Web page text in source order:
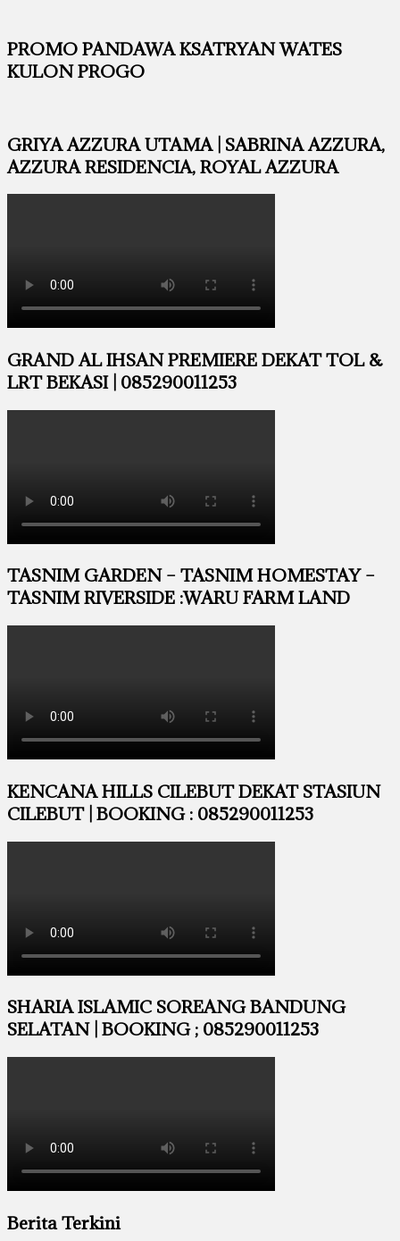
PROMO PANDAWA KSATRYAN WATES
KULON PROGO
GRIYA AZZURA UTAMA | SABRINA AZZURA,
AZZURA RESIDENCIA, ROYAL AZZURA
GRAND AL IHSAN PREMIERE DEKAT TOL &
LRT BEKASI | 085290011253
TASNIM GARDEN – TASNIM HOMESTAY –
TASNIM RIVERSIDE :WARU FARM LAND
KENCANA HILLS CILEBUT DEKAT STASIUN
CILEBUT | BOOKING : 085290011253
SHARIA ISLAMIC SOREANG BANDUNG
SELATAN | BOOKING ; 085290011253
Berita Terkini